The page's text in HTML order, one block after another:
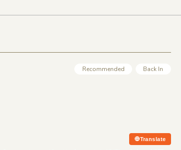
Recommended Back In
Translate